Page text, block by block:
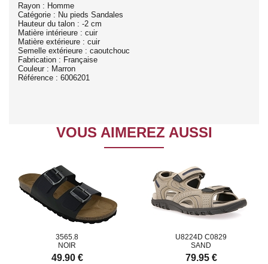
Rayon : Homme
Catégorie : Nu pieds Sandales
Hauteur du talon : -2 cm
Matière intérieure : cuir
Matière extérieure : cuir
Semelle extérieure : caoutchouc
Fabrication : Française
Couleur : Marron
Référence : 6006201
VOUS AIMEREZ AUSSI
3565.8
NOIR
49.90 €
U8224D C0829
SAND
79.95 €